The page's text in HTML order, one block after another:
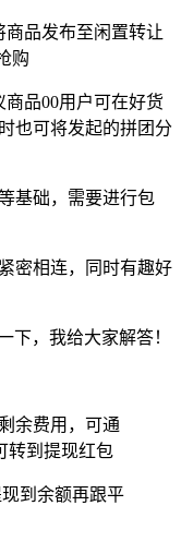
品发布至闲置转让
购
品00用户可在好货
也可将发起的拼团分
基础，需要进行包
密相连，同时有趣好
下，我给大家解答！
余费用，可通
转到提现红包
到余额再跟平